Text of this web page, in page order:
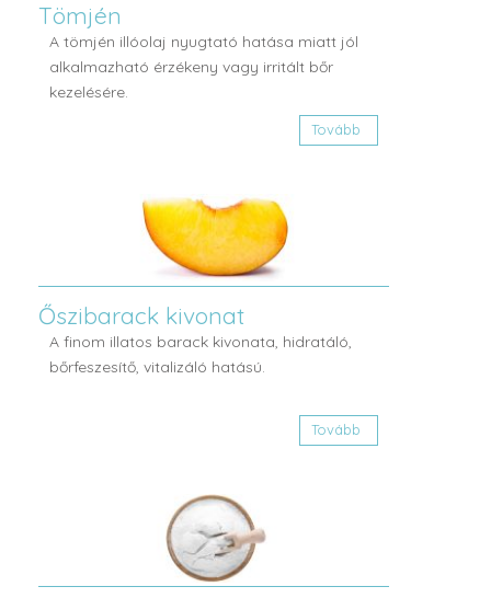
Tömjén
A tömjén illóolaj nyugtató hatása miatt jól
alkalmazható érzékeny vagy irritált bőr
kezelésére.
Tovább
Őszibarack kivonat
A finom illatos barack kivonata, hidratáló,
bőrfeszesítő, vitalizáló hatású.
Tovább